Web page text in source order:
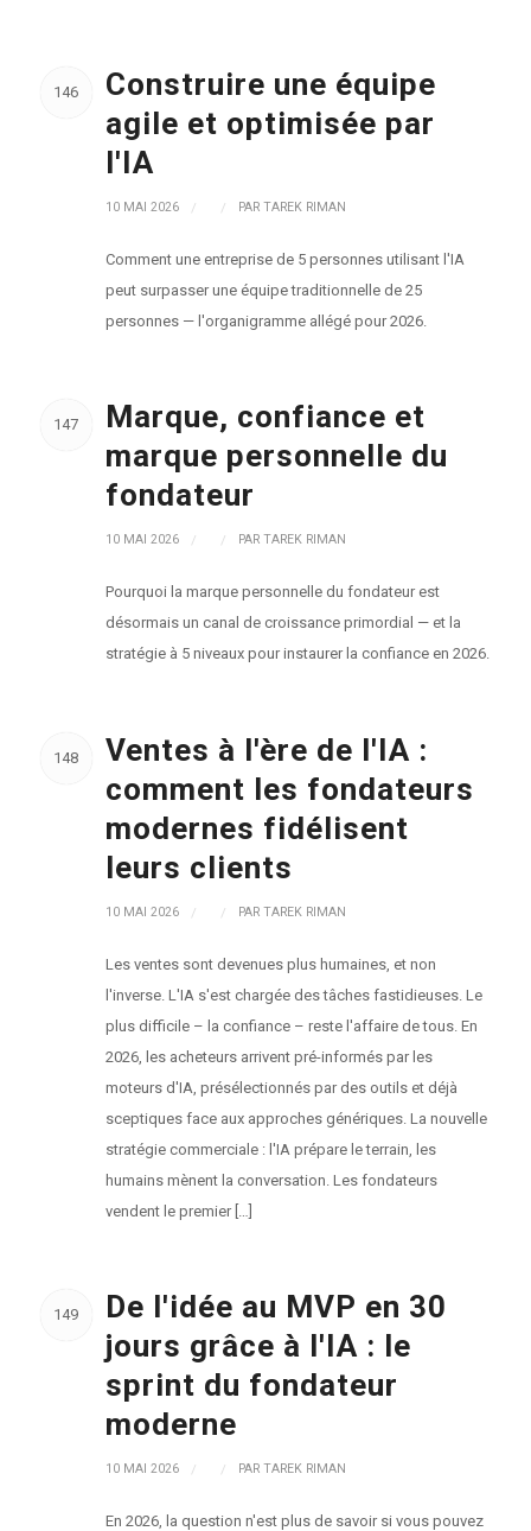
146
Construire une équipe
agile et optimisée par
l'IA
10 MAI 2026 / / PAR TAREK RIMAN
Comment une entreprise de 5 personnes utilisant l'IA
peut surpasser une équipe traditionnelle de 25
personnes — l'organigramme allégé pour 2026.
147
Marque, confiance et
marque personnelle du
fondateur
10 MAI 2026 / / PAR TAREK RIMAN
Pourquoi la marque personnelle du fondateur est
désormais un canal de croissance primordial — et la
stratégie à 5 niveaux pour instaurer la confiance en 2026.
148
Ventes à l'ère de l'IA :
comment les fondateurs
modernes fidélisent
leurs clients
10 MAI 2026 / / PAR TAREK RIMAN
Les ventes sont devenues plus humaines, et non
l'inverse. L'IA s'est chargée des tâches fastidieuses. Le
plus difficile – la confiance – reste l'affaire de tous. En
2026, les acheteurs arrivent pré-informés par les
moteurs d'IA, présélectionnés par des outils et déjà
sceptiques face aux approches génériques. La nouvelle
stratégie commerciale : l'IA prépare le terrain, les
humains mènent la conversation. Les fondateurs
vendent le premier […]
149
De l'idée au MVP en 30
jours grâce à l'IA : le
sprint du fondateur
moderne
10 MAI 2026 / / PAR TAREK RIMAN
En 2026, la question n'est plus de savoir si vous pouvez